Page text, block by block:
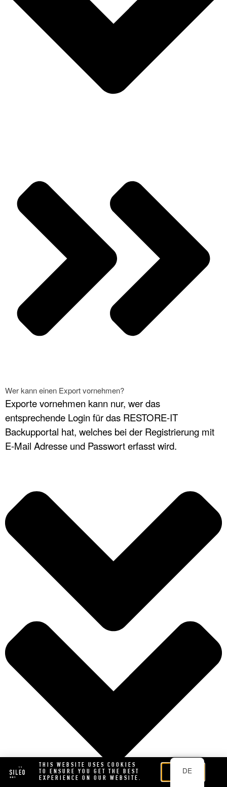
Wer kann einen Export vornehmen?
Exporte vornehmen kann nur, wer das
entsprechende Login für das RESTORE-IT
Backupportal hat, welches bei der Registrierung mit
E-Mail Adresse und Passwort erfasst wird.
DE
THIS WEBSITE USES COOKIES
TO ENSURE YOU GET THE BEST
EXPERIENCE ON OUR WEBSITE.
ACCEPT